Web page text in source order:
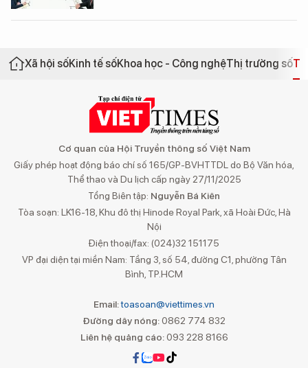
Xã hội sốKinh tế sốKhoa học - Công nghệThị trường số
Cơ quan của Hội Truyền thông số Việt Nam
Giấy phép hoạt động báo chí số 165/GP-BVHTTDL do Bộ Văn hóa,
Thể thao và Du lịch cấp ngày 27/11/2025
Tổng Biên tập: Nguyễn Bá Kiên
Tòa soạn: LK16-18, Khu đô thị Hinode Royal Park, xã Hoài Đức, Hà
Nội
Điện thoại/fax: (024)32 151175
VP đại diện tại miền Nam: Tầng 3, số 54, đường C1, phường Tân
Bình, TP.HCM
Email:toasoan@viettimes.vn
Đường dây nóng: 0862 774 832
Liên hệ quảng cáo:093 228 8166